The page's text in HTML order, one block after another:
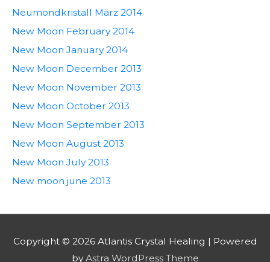
Neumondkristall März 2014
New Moon February 2014
New Moon January 2014
New Moon December 2013
New Moon November 2013
New Moon October 2013
New Moon September 2013
New Moon August 2013
New Moon July 2013
New moon june 2013
Copyright © 2026 Atlantis Crystal Healing | Powered
byAstra WordPress Theme